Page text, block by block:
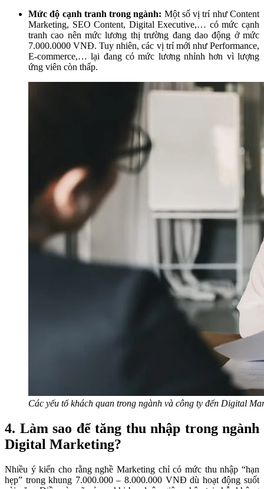
Mức độ cạnh tranh trong ngành: Một số vị trí như Content
Marketing, SEO Content, Digital Executive,… có mức cạnh
tranh cao nên mức lương thị trường đang dao động ở mức
7.000.0000 VNĐ. Tuy nhiên, các vị trí mới như Performance,
E-commerce,… lại đang có mức lương nhỉnh hơn vì lượng
ứng viên còn thấp.
Các yếu tố khách quan trong ngành và công ty đến Digital
4. Làm sao để tăng thu nhập trong ngành
Digital Marketing?
Nhiều ý kiến cho rằng nghề Marketing chỉ có mức thu nhập “hạn
hẹp” trong khung 7.000.000 – 8.000.000 VNĐ dù hoạt động suốt